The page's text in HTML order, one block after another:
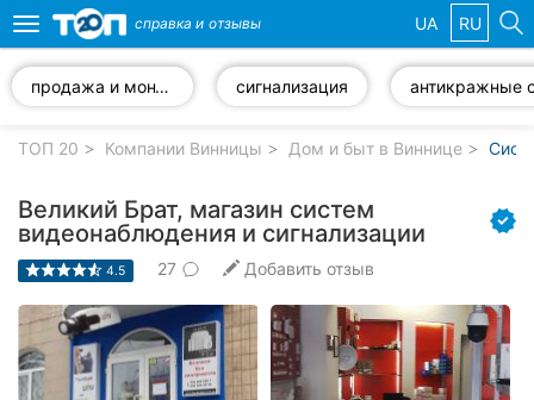
компании
Популярные
рубрики:
Стоматологии
Ветеринарные
Toggle
navigation
справка и отзывы UA RU
продажа и монтаж систем видеонаблюдения сигнализация
ТОП 20 Компании Винницы Дом и быт в Виннице
Великий Брат, магазин систем
видеонаблюдения и сигнализации
4.5 27 Добавить отзыв